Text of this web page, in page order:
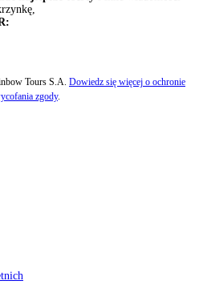
Tours S.A. Dowiedz się więcej o ochronie
zgody.